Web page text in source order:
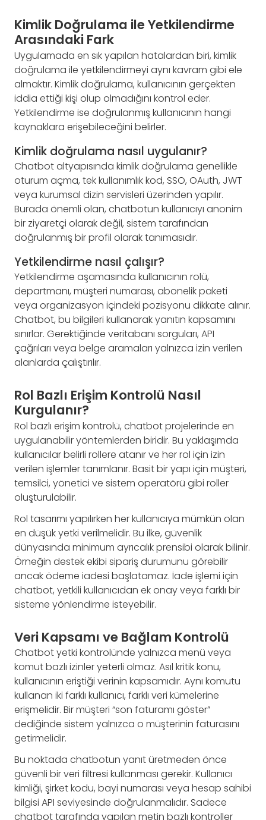
Kimlik Doğrulama ile Yetkilendirme
Arasındaki Fark
Uygulamada en sık yapılan hatalardan biri, kimlik
doğrulama ile yetkilendirmeyi aynı kavram gibi ele
almaktır. Kimlik doğrulama, kullanıcının gerçekten
iddia ettiği kişi olup olmadığını kontrol eder.
Yetkilendirme ise doğrulanmış kullanıcının hangi
kaynaklara erişebileceğini belirler.
Kimlik doğrulama nasıl uygulanır?
Chatbot altyapısında kimlik doğrulama genellikle
oturum açma, tek kullanımlık kod, SSO, OAuth, JWT
veya kurumsal dizin servisleri üzerinden yapılır.
Burada önemli olan, chatbotun kullanıcıyı anonim
bir ziyaretçi olarak değil, sistem tarafından
doğrulanmış bir profil olarak tanımasıdır.
Yetkilendirme nasıl çalışır?
Yetkilendirme aşamasında kullanıcının rolü,
departmanı, müşteri numarası, abonelik paketi
veya organizasyon içindeki pozisyonu dikkate alınır.
Chatbot, bu bilgileri kullanarak yanıtın kapsamını
sınırlar. Gerektiğinde veritabanı sorguları, API
çağrıları veya belge aramaları yalnızca izin verilen
alanlarda çalıştırılır.
Rol Bazlı Erişim Kontrolü Nasıl
Kurgulanır?
Rol bazlı erişim kontrolü, chatbot projelerinde en
uygulanabilir yöntemlerden biridir. Bu yaklaşımda
kullanıcılar belirli rollere atanır ve her rol için izin
verilen işlemler tanımlanır. Basit bir yapı için müşteri,
temsilci, yönetici ve sistem operatörü gibi roller
oluşturulabilir.
Rol tasarımı yapılırken her kullanıcıya mümkün olan
en düşük yetki verilmelidir. Bu ilke, güvenlik
dünyasında minimum ayrıcalık prensibi olarak bilinir.
Örneğin destek ekibi sipariş durumunu görebilir
ancak ödeme iadesi başlatamaz. İade işlemi için
chatbot, yetkili kullanıcıdan ek onay veya farklı bir
sisteme yönlendirme isteyebilir.
Veri Kapsamı ve Bağlam Kontrolü
Chatbot yetki kontrolünde yalnızca menü veya
komut bazlı izinler yeterli olmaz. Asıl kritik konu,
kullanıcının eriştiği verinin kapsamıdır. Aynı komutu
kullanan iki farklı kullanıcı, farklı veri kümelerine
erişmelidir. Bir müşteri “son faturamı göster”
dediğinde sistem yalnızca o müşterinin faturasını
getirmelidir.
Bu noktada chatbotun yanıt üretmeden önce
güvenli bir veri filtresi kullanması gerekir. Kullanıcı
kimliği, şirket kodu, bayi numarası veya hesap sahibi
bilgisi API seviyesinde doğrulanmalıdır. Sadece
chatbot tarafında yapılan metin bazlı kontroller